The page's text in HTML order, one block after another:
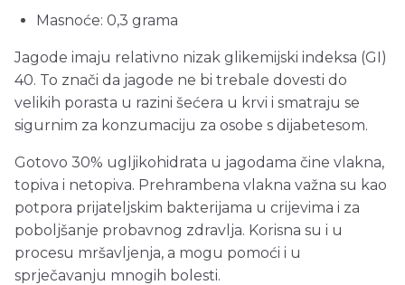
Masnoće: 0,3 grama
Jagode imaju relativno nizak glikemijski indeksa (GI)
40. To znači da jagode ne bi trebale dovesti do
velikih porasta u razini šećera u krvi i smatraju se
sigurnim za konzumaciju za osobe s dijabetesom.
Gotovo 30% ugljikohidrata u jagodama čine vlakna,
topiva i netopiva. Prehrambena vlakna važna su kao
potpora prijateljskim bakterijama u crijevima i za
poboljšanje probavnog zdravlja. Korisna su i u
procesu mršavljenja, a mogu pomoći i u
sprječavanju mnogih bolesti.